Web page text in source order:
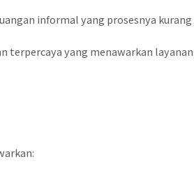
informal yang prosesnya kurang
terpercaya yang menawarkan